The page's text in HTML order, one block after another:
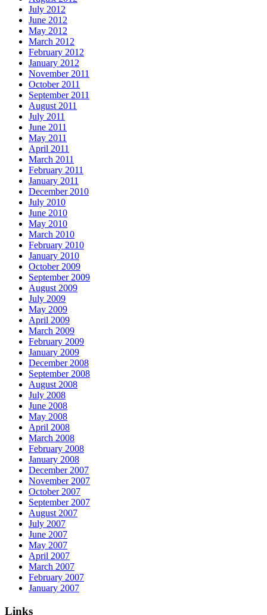
July 2012
June 2012
May 2012
March 2012
February 2012
January 2012
November 2011
October 2011
September 2011
August 2011
July 2011
June 2011
May 2011
April 2011
March 2011
February 2011
January 2011
December 2010
July 2010
June 2010
May 2010
March 2010
February 2010
January 2010
October 2009
September 2009
August 2009
July 2009
May 2009
April 2009
March 2009
February 2009
January 2009
December 2008
September 2008
August 2008
July 2008
June 2008
May 2008
April 2008
March 2008
February 2008
January 2008
December 2007
November 2007
October 2007
September 2007
August 2007
July 2007
June 2007
May 2007
April 2007
March 2007
February 2007
January 2007
Links